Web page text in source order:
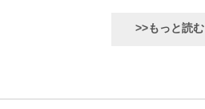
>>もっと読む